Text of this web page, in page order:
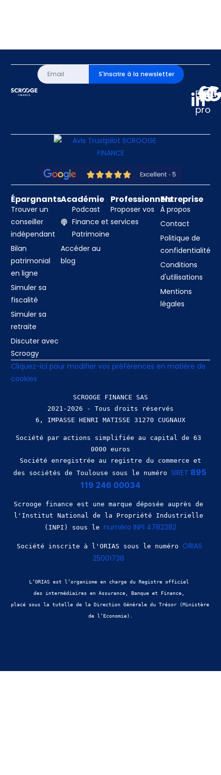
S'inscrire à la newsletter
pro
Épargnants
Trouver un
conseiller
indépendant
Bilan
patrimonial
en ligne
Simuler sa
fiscalité
Simuler sa
retraite
Discuter avec
Scroogy
Académie
Podcast
Finance et
Patrimoine
Accéder au
blog
Professionnels
Proposer vos
services
Entreprise
À propos
Contact
Politique de
confidentialité
Conditions
d'utilisations
Mentions
légales
Cliquez-ici pour modifier vos préférences en matière de
cookies
SCROOGE FINANCE SAS
2021-2026 - Tous droits réservés
Société par actions simplifiée au capital de 63
0000 euros
des sociétés de Toulouse sous le numéro SIRET 895
119 246 00034
Scrooge finance est une marque déposée auprès de
l'Institut National de la Propriété Industrielle
(INPI) sous le numéro INPI 4782382
Société inscrite à l'ORIAS sous le numéro ORIAS
25001738
L’ORIAS est l’organisme en charge du Registre officiel
des intermédiaires en Assurance, Banque et Finance,
placé sous la tutelle de la Direction Générale du Trésor (Ministère
de l’Economie).